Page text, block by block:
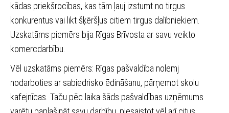
kādas priekšrocības, kas tām ļauj izstumt no tirgus
konkurentus vai likt šķēršļus citiem tirgus dalībniekiem.
Uzskatāms piemērs bija Rīgas Brīvosta ar savu veikto
komercdarbību.
Vēl uzskatāms piemērs: Rīgas pašvaldība nolemj
nodarboties ar sabiedrisko ēdināšanu, pārņemot skolu
kafejnīcas. Taču pēc laika šāds pašvaldības uzņēmums